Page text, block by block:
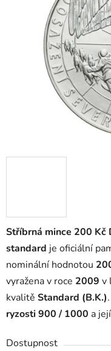
Stříbrná mince 200 Kč
standard je oficiální
nominální hodnotou
vyražena v roce 2009 v
kvalitě Standard (B.K.)
ryzosti 900 / 1000 a
Dostupnost